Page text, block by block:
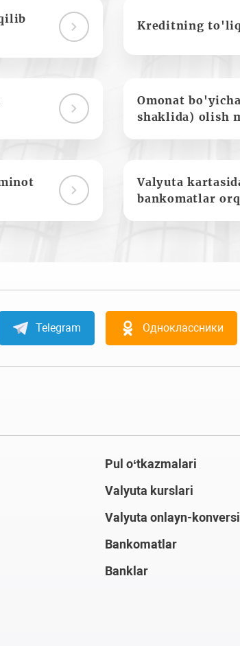
Kreditning
Omonat
shaklida) olish
Valyuta
bankomatlar
Telegram Одноклассники
Pul o‘tkazmalari
Valyuta kurslari
Valyuta onlayn-
Bankomatlar
Banklar